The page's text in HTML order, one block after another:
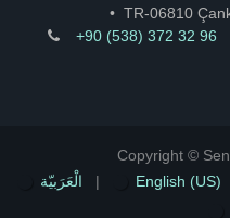
• TR-06810
+90 (538) 372 32 96
Copyright ©
الْعَرَبيّة
| English (US)